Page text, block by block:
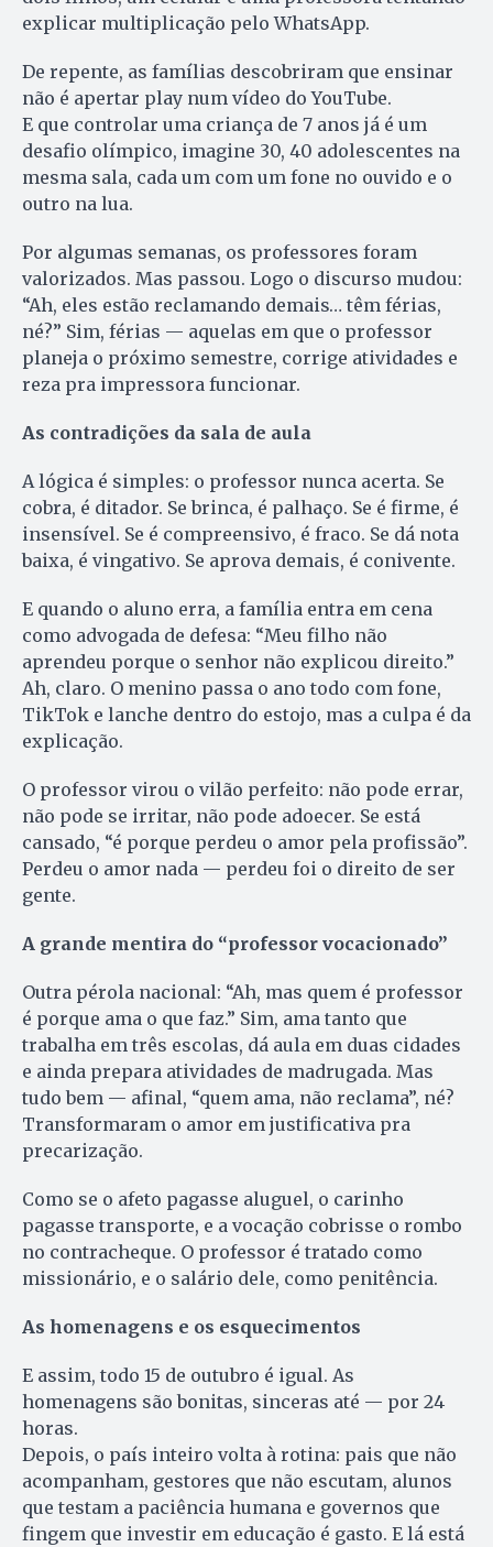
explicar multiplicação pelo WhatsApp.
De repente, as famílias descobriram que ensinar
não é apertar play num vídeo do YouTube.
E que controlar uma criança de 7 anos já é um
desafio olímpico, imagine 30, 40 adolescentes na
mesma sala, cada um com um fone no ouvido e o
outro na lua.
Por algumas semanas, os professores foram
valorizados. Mas passou. Logo o discurso mudou:
“Ah, eles estão reclamando demais… têm férias,
né?” Sim, férias — aquelas em que o professor
planeja o próximo semestre, corrige atividades e
reza pra impressora funcionar.
As contradições da sala de aula
A lógica é simples: o professor nunca acerta. Se
cobra, é ditador. Se brinca, é palhaço. Se é firme, é
insensível. Se é compreensivo, é fraco. Se dá nota
baixa, é vingativo. Se aprova demais, é conivente.
E quando o aluno erra, a família entra em cena
como advogada de defesa: “Meu filho não
aprendeu porque o senhor não explicou direito.”
Ah, claro. O menino passa o ano todo com fone,
TikTok e lanche dentro do estojo, mas a culpa é da
explicação.
O professor virou o vilão perfeito: não pode errar,
não pode se irritar, não pode adoecer. Se está
cansado, “é porque perdeu o amor pela profissão”.
Perdeu o amor nada — perdeu foi o direito de ser
gente.
A grande mentira do “professor vocacionado”
Outra pérola nacional: “Ah, mas quem é professor
é porque ama o que faz.” Sim, ama tanto que
trabalha em três escolas, dá aula em duas cidades
e ainda prepara atividades de madrugada. Mas
tudo bem — afinal, “quem ama, não reclama”, né?
Transformaram o amor em justificativa pra
precarização.
Como se o afeto pagasse aluguel, o carinho
pagasse transporte, e a vocação cobrisse o rombo
no contracheque. O professor é tratado como
missionário, e o salário dele, como penitência.
As homenagens e os esquecimentos
E assim, todo 15 de outubro é igual. As
homenagens são bonitas, sinceras até — por 24
horas.
Depois, o país inteiro volta à rotina: pais que não
acompanham, gestores que não escutam, alunos
que testam a paciência humana e governos que
fingem que investir em educação é gasto. E lá está